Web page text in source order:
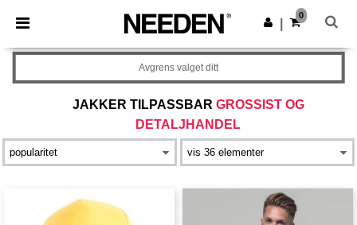
× Needen-app
Bedre priser i appen!
Last ned app
0
JAKKER TILPASSBAR GROSSIST OG
DETALJHANDEL
Avgrens valget ditt